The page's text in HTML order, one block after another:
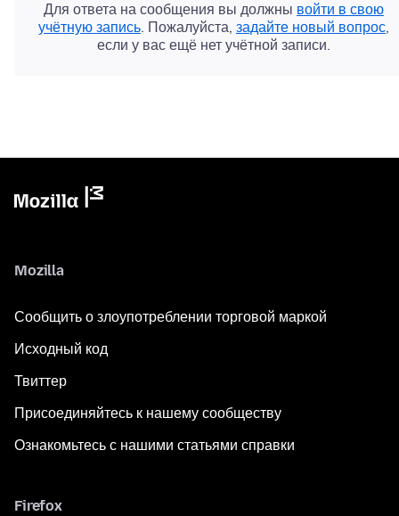
Для ответа на сообщения вы должны войти в свою
учётную запись. Пожалуйста, задайте новый вопрос,
если у вас ещё нет учётной записи.
Mozilla
Сообщить о злоупотреблении торговой маркой
Исходный код
Твиттер
Присоединяйтесь к нашему сообществу
Ознакомьтесь с нашими статьями справки
Firefox